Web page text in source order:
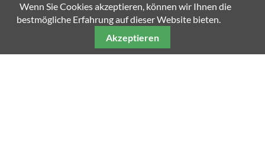
Wenn Sie Cookies akzeptieren, können wir Ihnen die
bestmögliche Erfahrung auf dieser Website bieten.
Akzeptieren